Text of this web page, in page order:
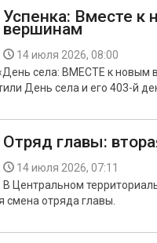
Успенка: Вместе к
вершинам
14 июля 2026, 08:00
села: ВМЕСТЕ к новым
День села и его 403-й
Отряд главы:
14 июля 2026, 07:11
В Центральном
смена отряда главы.